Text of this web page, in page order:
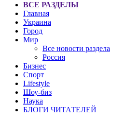
ВСЕ РАЗДЕЛЫ
Главная
Украина
Город
Мир
Все новости раздела
Россия
Бизнес
Спорт
Lifestyle
Шоу-биз
Наука
БЛОГИ ЧИТАТЕЛЕЙ